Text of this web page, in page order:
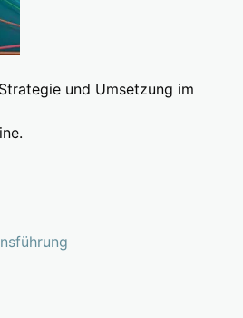
und Umsetzung im